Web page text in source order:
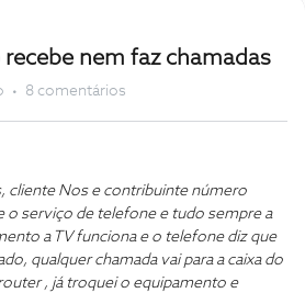
nem faz chamadas
8 comentários
cliente Nos e contribuinte número
serviço de telefone e tudo sempre a
a TV funciona e o telefone diz que
qualquer chamada vai para a caixa do
, já troquei o equipamento e